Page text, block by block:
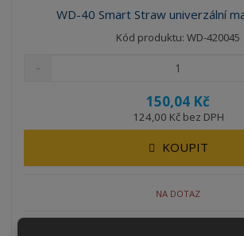
WD-40 Smart Straw univerzální
Kód produktu: WD-420045
150,04 Kč
124,00 Kč bez DPH
KOUPIT
NA DOTAZ